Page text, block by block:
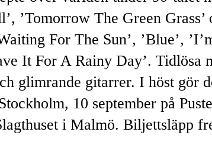
’Tomorrow The Green Grass’
For The Sun’, ’Blue’,
It For A Rainy Day’. Tidlösa
glimrande gitarrer. I höst gör
10 september på
i Malmö. Biljettsläpp